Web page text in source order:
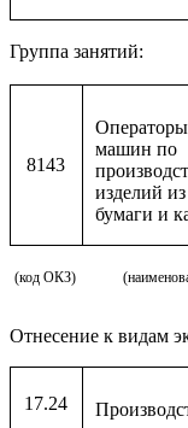
Группа занятий:
8143
Операторы
машин по
изделий из
бумаги и
(код ОКЗ)
Отнесение к видам
17.24